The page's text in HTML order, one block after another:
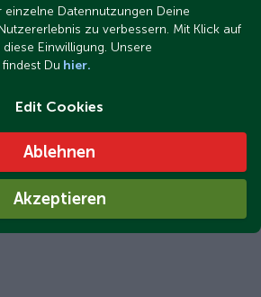
einzelne Datennutzungen Deine
zu verbessern. Mit Klick auf
Einwilligung. Unsere
Du hier.
Edit Cookies
Ablehnen
Akzeptieren